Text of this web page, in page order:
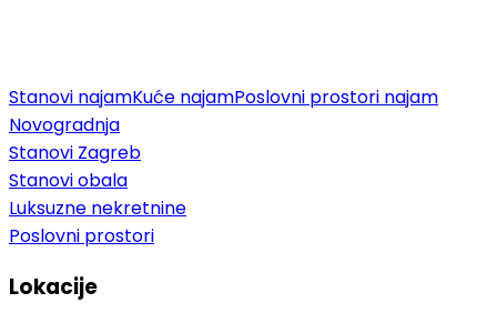
Stanovi najamKuće najamPoslovni prostori najam
Novogradnja
Stanovi Zagreb
Stanovi obala
Luksuzne nekretnine
Poslovni prostori
Lokacije